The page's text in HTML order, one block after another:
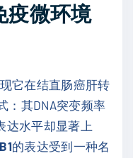
疫微环境
它在结直肠癌肝转
：其DNA突变频率
达水平却显著上
的表达受到一种名